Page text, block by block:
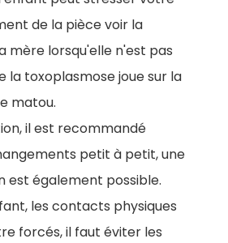
de la pièce voir la
mère lorsqu'elle n'est pas
la toxoplasmose joue sur la
matou.
il est recommandé
petit à petit, une
est également possible.
les contacts physiques
forcés, il faut éviter les